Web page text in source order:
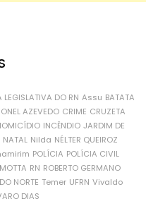
LEGISLATIVA DO RN Assu BATATA
AZEVEDO CRIME CRUZETA
INCÊNDIO JARDIM DE
NATAL Nilda NÉLTER QUEIROZ
POLÍCIA POLÍCIA CIVIL
RN ROBERTO GERMANO
NORTE Temer UFRN Vivaldo
DIAS